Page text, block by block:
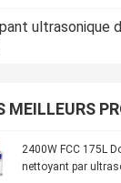
ultrasonique
MEILLEURS
2400W FCC 175L
nettoyant par